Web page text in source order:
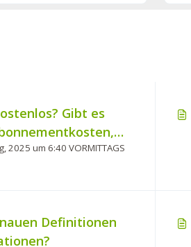
Gibt es
Geändert am Fr, 15 Aug, 2025 um 6:40 VORMITTAGS
Definitionen